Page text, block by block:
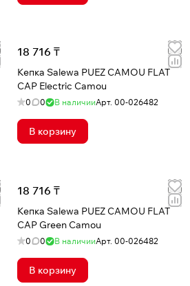
18 716 ₸
Кепка Salewa PUEZ CAMOU FLAT
CAP Electric Camou
0 0 В наличииАрт. 00-026482
В корзину
18 716 ₸
Кепка Salewa PUEZ CAMOU FLAT
CAP Green Camou
0 0 В наличииАрт. 00-026482
В корзину